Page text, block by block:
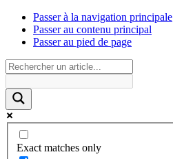
Passer à la navigation principale
Passer au contenu principal
Passer au pied de page
Exact matches only